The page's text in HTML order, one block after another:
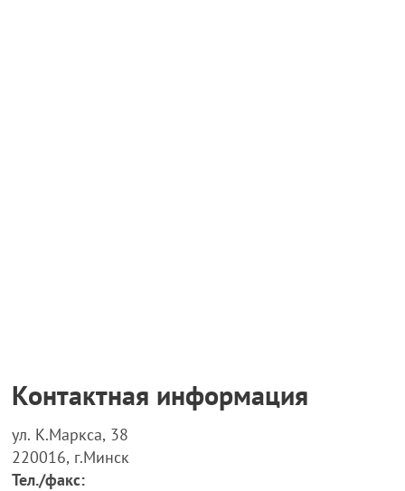
Контактная информация
ул. К.Маркса, 38
220016, г.Минск
Тел./факс: